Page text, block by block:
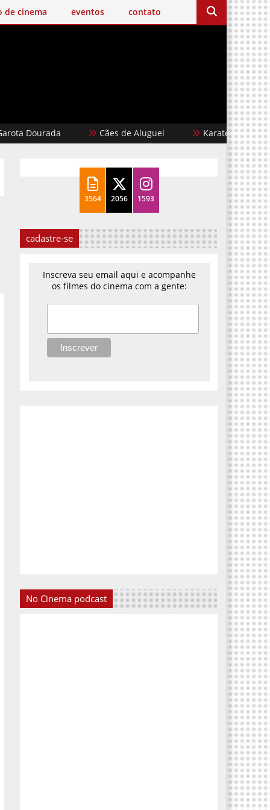
de cinema eventos contato
Cães de Aluguel Karate Kid: Lendas
3564 2056 1593
cadastre-se
Inscreva seu email aqui e acompanhe
os filmes do cinema com a gente:
No Cinema podcast